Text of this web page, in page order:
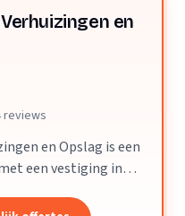
en
reviews
en Opslag is een
een vestiging in